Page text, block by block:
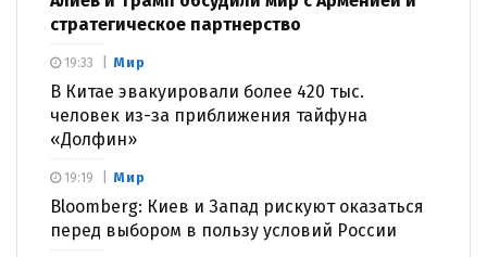
стратегическое партнерство
Мир
В Китае эвакуировали более 420 тыс.
человек из-за приближения тайфуна
«Долфин»
19:33
Мир
Bloomberg: Киев и Запад рискуют оказаться
перед выбором в пользу условий России
19:19